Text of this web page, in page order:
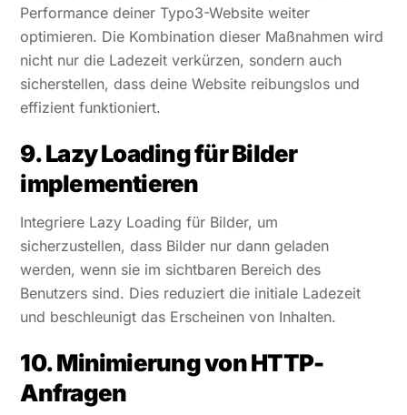
Performance deiner Typo3-Website weiter
optimieren. Die Kombination dieser Maßnahmen wird
nicht nur die Ladezeit verkürzen, sondern auch
sicherstellen, dass deine Website reibungslos und
effizient funktioniert.
9. Lazy Loading für Bilder
implementieren
Integriere Lazy Loading für Bilder, um
sicherzustellen, dass Bilder nur dann geladen
werden, wenn sie im sichtbaren Bereich des
Benutzers sind. Dies reduziert die initiale Ladezeit
und beschleunigt das Erscheinen von Inhalten.
10. Minimierung von HTTP-
Anfragen